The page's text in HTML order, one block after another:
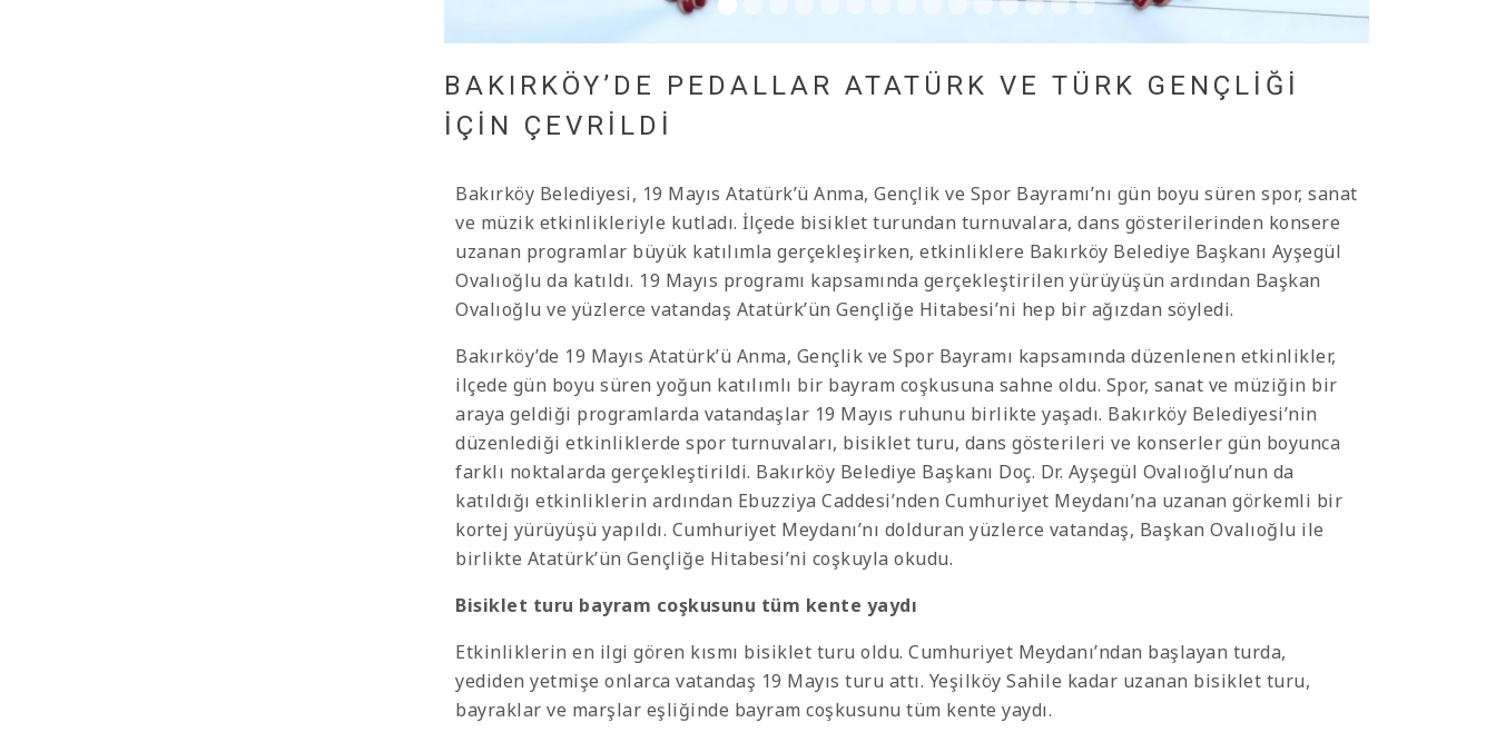
BAKIRKÖY’DE PEDALLAR ATATÜRK VE TÜRK GENÇLİĞİ
İÇİN ÇEVRİLDİ
Bakırköy Belediyesi, 19 Mayıs Atatürk’ü Anma, Gençlik ve Spor Bayramı’nı gün boyu süren spor, sanat
ve müzik etkinlikleriyle kutladı. İlçede bisiklet turundan turnuvalara, dans gösterilerinden konsere
uzanan programlar büyük katılımla gerçekleşirken, etkinliklere Bakırköy Belediye Başkanı Ayşegül
Ovalıoğlu da katıldı. 19 Mayıs programı kapsamında gerçekleştirilen yürüyüşün ardından Başkan
Ovalıoğlu ve yüzlerce vatandaş Atatürk’ün Gençliğe Hitabesi’ni hep bir ağızdan söyledi.
Bakırköy’de 19 Mayıs Atatürk’ü Anma, Gençlik ve Spor Bayramı kapsamında düzenlenen etkinlikler,
ilçede gün boyu süren yoğun katılımlı bir bayram coşkusuna sahne oldu. Spor, sanat ve müziğin bir
araya geldiği programlarda vatandaşlar 19 Mayıs ruhunu birlikte yaşadı. Bakırköy Belediyesi’nin
düzenlediği etkinliklerde spor turnuvaları, bisiklet turu, dans gösterileri ve konserler gün boyunca
farklı noktalarda gerçekleştirildi. Bakırköy Belediye Başkanı Doç. Dr. Ayşegül Ovalıoğlu’nun da
katıldığı etkinliklerin ardından Ebuzziya Caddesi’nden Cumhuriyet Meydanı’na uzanan görkemli bir
kortej yürüyüşü yapıldı. Cumhuriyet Meydanı’nı dolduran yüzlerce vatandaş, Başkan Ovalıoğlu ile
birlikte Atatürk’ün Gençliğe Hitabesi’ni coşkuyla okudu.
Bisiklet turu bayram coşkusunu tüm kente yaydı
Etkinliklerin en ilgi gören kısmı bisiklet turu oldu. Cumhuriyet Meydanı’ndan başlayan turda,
yediden yetmişe onlarca vatandaş 19 Mayıs turu attı. Yeşilköy Sahile kadar uzanan bisiklet turu,
bayraklar ve marşlar eşliğinde bayram coşkusunu tüm kente yaydı.